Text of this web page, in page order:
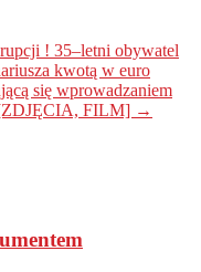
! 35–letni obywatel
kwotą w euro
się wprowadzaniem
FILM] →